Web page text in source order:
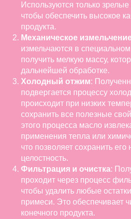
Используются только
чтобы обеспечить высокое
продукта.
Механическое
измельчаются в
получить мелкую массу,
дальнейшей обработке.
Холодный отжим:
подвергается процессу
происходит при низких
сохранить все полезные
этого процесса масло
применения тепла или
что позволяет сохранить его
целостность.
Фильтрация и очистка:
проходит через процесс
чтобы удалить любые
примеси. Это обеспечивает
конечного продукта.